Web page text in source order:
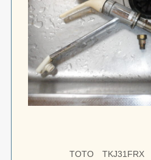
TOTO TKJ31FRX